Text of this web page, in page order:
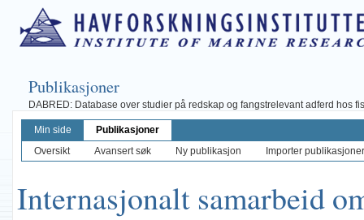
Publikasjoner
DABRED: Database over studier på redskap og fangstrelevant adferd hos
Min side
Publikasjoner
Oversikt
Avansert søk Ny publikasjon Importer
Internasjonalt samarbeid